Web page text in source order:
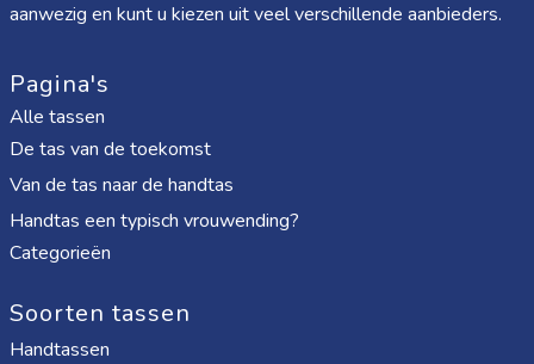
aanwezig en kunt u kiezen uit veel verschillende aanbieders.
Pagina's
Alle tassen
De tas van de toekomst
Van de tas naar de handtas
Handtas een typisch vrouwending?
Categorieën
Soorten tassen
Handtassen